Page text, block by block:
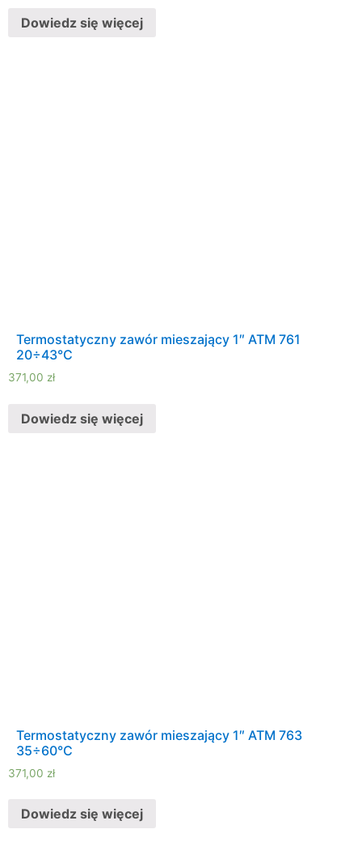
Dowiedz się więcej
Termostatyczny zawór mieszający 1″ ATM 761
20÷43°C
371,00 zł
Dowiedz się więcej
Termostatyczny zawór mieszający 1″ ATM 763
35÷60°C
371,00 zł
Dowiedz się więcej